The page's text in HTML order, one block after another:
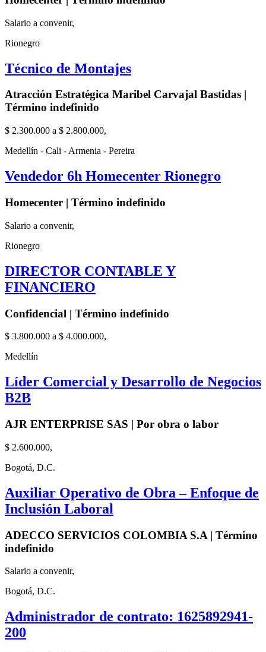
Salario a convenir,
Rionegro
Técnico de Montajes
Atracción Estratégica Maribel Carvajal Bastidas |
Término indefinido
$ 2.300.000 a $ 2.800.000,
Medellín - Cali - Armenia - Pereira
Vendedor 6h Homecenter Rionegro
Homecenter | Término indefinido
Salario a convenir,
Rionegro
DIRECTOR CONTABLE Y
FINANCIERO
Confidencial | Término indefinido
$ 3.800.000 a $ 4.000.000,
Medellín
Líder Comercial y Desarrollo de Negocios
B2B
AJR ENTERPRISE SAS | Por obra o labor
$ 2.600.000,
Bogotá, D.C.
Auxiliar Operativo de Obra – Enfoque de
Inclusión Laboral
ADECCO SERVICIOS COLOMBIA S.A | Término
indefinido
Salario a convenir,
Bogotá, D.C.
Administrador de contrato: 1625892941-
200